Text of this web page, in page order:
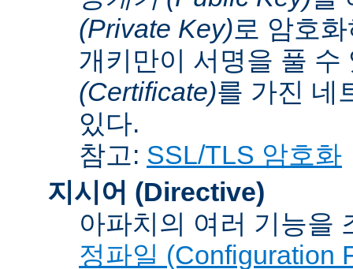
(Private Key)로 암호
개키만이 서명을 풀
(Certificate)를 가진 네
있다.
참고: SSL/TLS 암호화
지시어 (Directive)
아파치의 여러 기능을
정파일 (Configuration